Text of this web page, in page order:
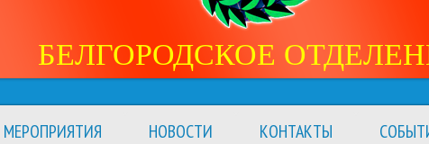
БЕЛГОРОДСКОЕ
МЕРОПРИЯТИЯ НОВОСТИ КОНТАКТЫ